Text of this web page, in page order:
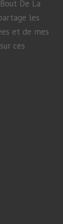
De La
les
et de mes
ces